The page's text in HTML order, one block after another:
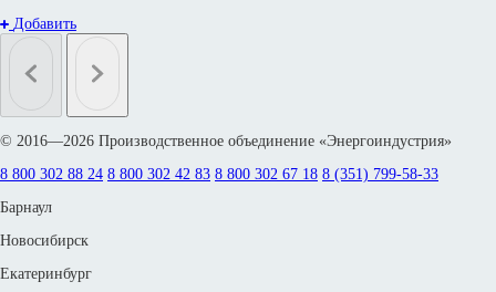
Добавить
© 2016—2026 Производственное объединение «Энергоиндустрия»
8 800 302 88 24 8 800 302 42 83 8 800 302 67 18 8 (351) 799-58-33
Барнаул
Новосибирск
Екатеринбург